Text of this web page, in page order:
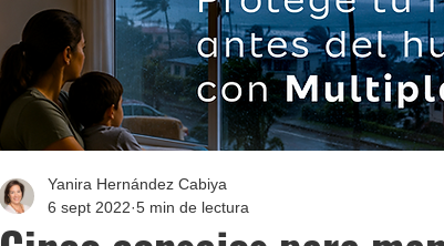
Yanira Hernández Cabiya
6 sept 2022 5 min de lectura